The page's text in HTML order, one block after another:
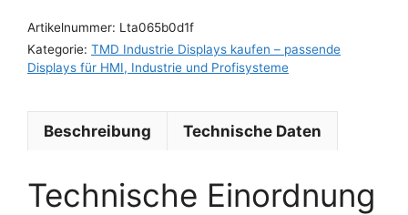
Artikelnummer: Lta065b0d1f
Kategorie: TMD Industrie Displays kaufen – passende
Displays für HMI, Industrie und Profisysteme
Beschreibung Technische Daten
Technische Einordnung